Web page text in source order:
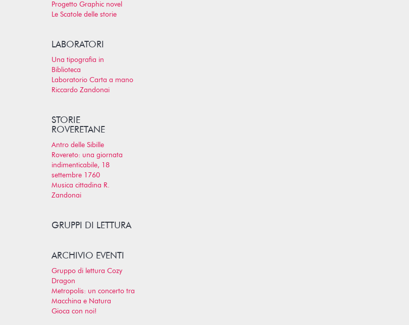
Progetto Graphic novel
Le Scatole delle storie
LABORATORI
Una tipografia in
Biblioteca
Laboratorio Carta a mano
Riccardo Zandonai
STORIE
ROVERETANE
Antro delle Sibille
Rovereto: una giornata
indimenticabile, 18
settembre 1760
Musica cittadina R.
Zandonai
GRUPPI DI LETTURA
ARCHIVIO EVENTI
Gruppo di lettura Cozy
Dragon
Metropolis: un concerto tra
Macchina e Natura
Gioca con noi!